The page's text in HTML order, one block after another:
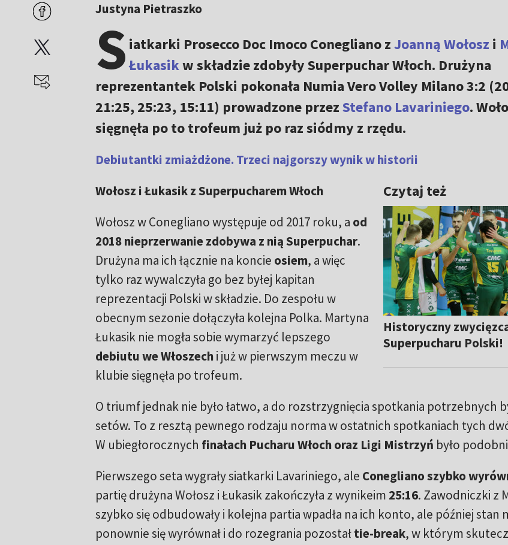
Justyna Pietraszko
S iatkarki Prosecco Doc Imoco Conegliano zJoanną Wołosz i
Łukasikw składzie zdobyły Superpuchar Włoch. Drużyna
reprezentantek Polski pokonała Numia Vero Volley Milano 3:2
21:25, 25:23, 15:11) prowadzone przezStefano Lavariniego.
sięgnęła po to trofeum już po raz siódmy z rzędu.
Debiutantki zmiażdżone. Trzeci najgorszy wynik w historii
Czytaj też
Historyczny
Superpucharu Polski!
Wołosz i Łukasik z Superpucharem Włoch
Wołosz w Conegliano występuje od 2017 roku, a od
2018 nieprzerwanie zdobywa z nią Superpuchar.
Drużyna ma ich łącznie na koncie osiem, a więc
tylko raz wywalczyła go bez byłej kapitan
reprezentacji Polski w składzie. Do zespołu w
obecnym sezonie dołączyła kolejna Polka. Martyna
Łukasik nie mogła sobie wymarzyć lepszego
debiutu we Włoszechi już w pierwszym meczu w
klubie sięgnęła po trofeum.
O triumf jednak nie było łatwo, a do rozstrzygnięcia spotkania potrzebnych
setów. To z resztą pewnego rodzaju norma w ostatnich spotkaniach tych
W ubiegłorocznych finałach Pucharu Włoch oraz Ligi Mistrzyń było
Pierwszego seta wygrały siatkarki Lavariniego, ale Conegliano szybko
partię drużyna Wołosz i Łukasik zakończyła z wynikeim 25:16. Zawodniczki z
szybko się odbudowały i kolejna partia wpadła na ich konto, ale później stan
ponownie się wyrównał i do rozegrania pozostałtie-break, w którym